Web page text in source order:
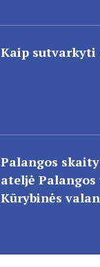
Kaip sutvarkyti
Palangos
ateljė
Kūrybinės